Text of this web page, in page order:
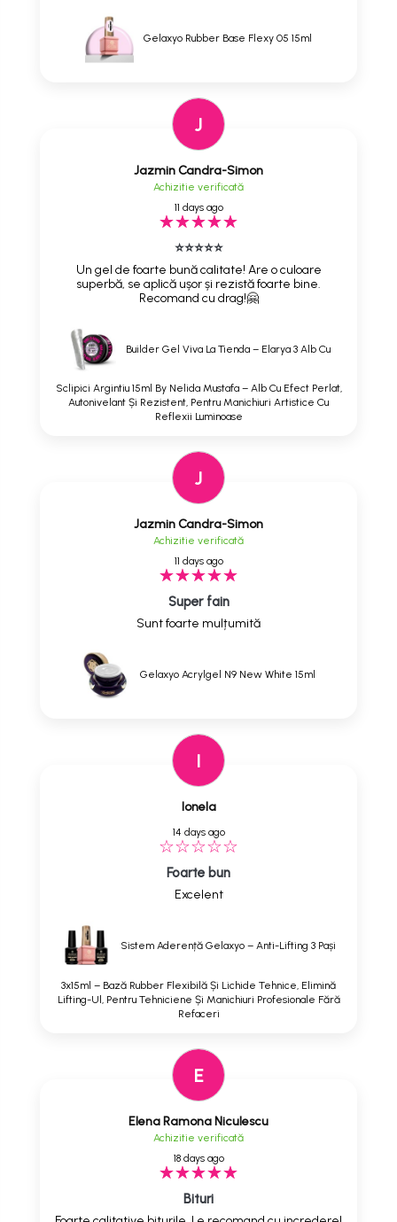
Gelaxyo Rubber Base Flexy 05 15ml
J
Jazmin Candra-Simon
Achizitie verificată
11 days ago
⭐⭐⭐⭐⭐
Un gel de foarte bună calitate! Are o culoare
superbă, se aplică ușor și rezistă foarte bine.
Recomand cu drag!🤗
Builder Gel Viva La Tienda – Elarya 3 Alb Cu
Sclipici Argintiu 15ml By Nelida Mustafa – Alb Cu Efect Perlat,
Autonivelant Și Rezistent, Pentru Manichiuri Artistice Cu
Reflexii Luminoase
J
Jazmin Candra-Simon
Achizitie verificată
11 days ago
Super fain
Sunt foarte mulțumită
Gelaxyo Acrylgel N9 New White 15ml
I
Ionela
14 days ago
Foarte bun
Excelent
Sistem Aderență Gelaxyo – Anti-Lifting 3 Pași
3x15ml – Bază Rubber Flexibilă Și Lichide Tehnice, Elimină
Lifting-Ul, Pentru Tehniciene Și Manichiuri Profesionale Fără
Refaceri
E
Elena Ramona Niculescu
Achizitie verificată
18 days ago
Bituri